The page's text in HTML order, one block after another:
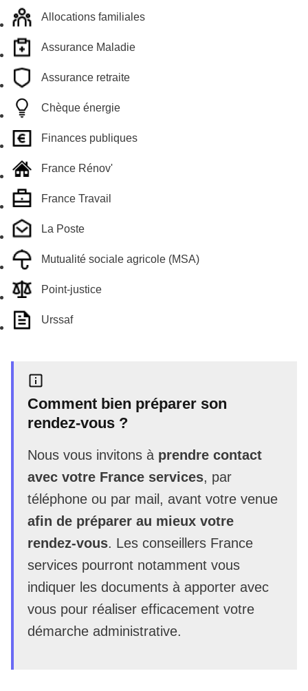
Allocations familiales
Assurance Maladie
Assurance retraite
Chèque énergie
Finances publiques
France Rénov'
France Travail
La Poste
Mutualité sociale agricole (MSA)
Point-justice
Urssaf
Comment bien préparer son
rendez-vous ?
Nous vous invitons à prendre contact
avec votre France services, par
téléphone ou par mail, avant votre venue
afin de préparer au mieux votre
rendez-vous. Les conseillers France
services pourront notamment vous
indiquer les documents à apporter avec
vous pour réaliser efficacement votre
démarche administrative.